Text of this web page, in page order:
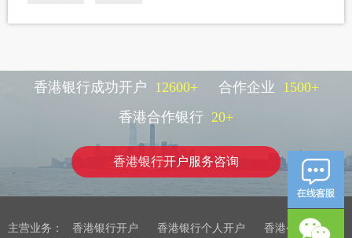
香港银行成功开户 12600+ 合作企业 1500+
香港合作银行 20+
香港银行开户服务咨询
主营业务： 香港银行开户 香港银行个人开户
香港公司注册